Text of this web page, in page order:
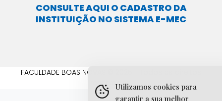
CONSULTE AQUI O CADASTRO DA
INSTITUIÇÃO NO SISTEMA E-MEC
FACULDADE BOAS NOVAS © 2025 - Todos os direitos
reservados.Utilizamos cookies para
garantir a sua melhor